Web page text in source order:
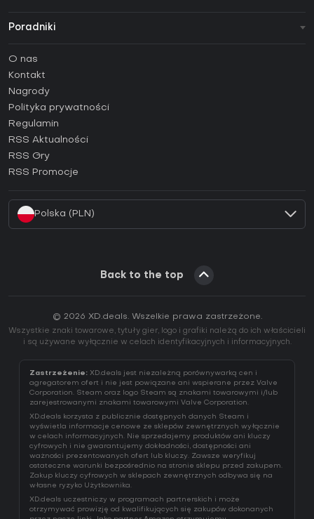
Poradniki
Poradniki
Jak aktywować klucz Steam (CD Key)?
Jak aktywować klucz Epic Games (CD Key)?
Jak aktywować klucz GOG (CD Key)?
Jak aktywować klucz Ubisoft Connect (CD Key)?
Jak aktywować klucz EA App (CD Key)?
O nas
Kontakt
Nagrody
Polityka prywatności
Regulamin
RSS Aktualności
RSS Gry
RSS Promocje
Polska (PLN)
Back to the top
© 2026 XD.deals. Wszelkie prawa zastrzeżone.
Wszystkie znaki towarowe, tytuły gier, logo i grafiki należą do ich właścicieli
i są używane wyłącznie w celach identyfikacyjnych i informacyjnych.
Zastrzeżenie: XD.deals jest niezależną porównywarką cen i
agregatorem ofert i nie jest powiązane ani wspierane przez Valve
Corporation. Steam oraz logo Steam są znakami towarowymi i/lub
zarejestrowanymi znakami towarowymi Valve Corporation.
XD.deals korzysta z publicznie dostępnych danych Steam i
wyświetla informacje cenowe ze sklepów zewnętrznych wyłącznie
w celach informacyjnych. Nie sprzedajemy produktów ani kluczy
cyfrowych i nie gwarantujemy dokładności, dostępności ani
ważności prezentowanych ofert lub kluczy. Zawsze weryfikuj
ostateczne warunki bezpośrednio na stronie sklepu przed zakupem.
Zakup kluczy cyfrowych w sklepach zewnętrznych odbywa się na
własne ryzyko Użytkownika.
XD.deals uczestniczy w programach partnerskich i może
otrzymywać prowizję od kwalifikujących się zakupów dokonanych